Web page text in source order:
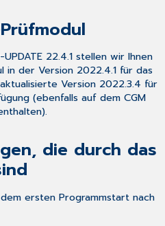
22.4.1 stellen wir Ihnen
in der Version 2022.4.1 für das
Version 2022.3.4 für
(ebenfalls auf dem CGM
die durch das
ersten Programmstart nach